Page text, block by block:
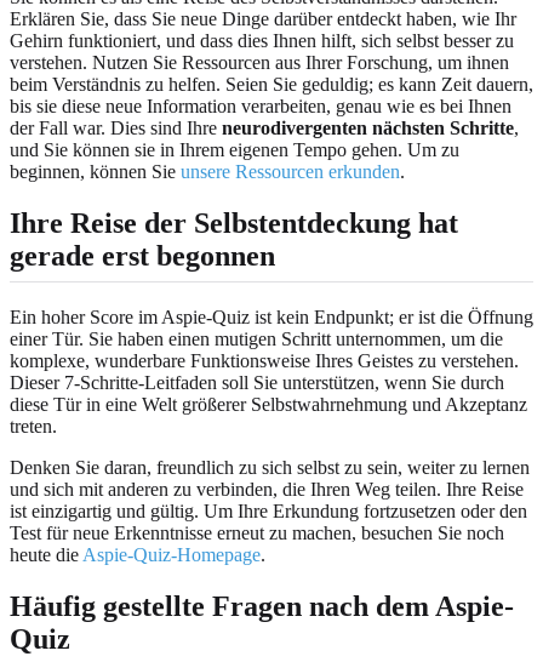
Erklären Sie, dass Sie neue Dinge darüber entdeckt haben, wie Ihr
Gehirn funktioniert, und dass dies Ihnen hilft, sich selbst besser zu
verstehen. Nutzen Sie Ressourcen aus Ihrer Forschung, um ihnen
beim Verständnis zu helfen. Seien Sie geduldig; es kann Zeit dauern,
bis sie diese neue Information verarbeiten, genau wie es bei Ihnen
der Fall war. Dies sind Ihre neurodivergenten nächsten Schritte,
und Sie können sie in Ihrem eigenen Tempo gehen. Um zu
beginnen, können Sie unsere Ressourcen erkunden.
Ihre Reise der Selbstentdeckung hat
gerade erst begonnen
Ein hoher Score im Aspie-Quiz ist kein Endpunkt; er ist die Öffnung
einer Tür. Sie haben einen mutigen Schritt unternommen, um die
komplexe, wunderbare Funktionsweise Ihres Geistes zu verstehen.
Dieser 7-Schritte-Leitfaden soll Sie unterstützen, wenn Sie durch
diese Tür in eine Welt größerer Selbstwahrnehmung und Akzeptanz
treten.
Denken Sie daran, freundlich zu sich selbst zu sein, weiter zu lernen
und sich mit anderen zu verbinden, die Ihren Weg teilen. Ihre Reise
ist einzigartig und gültig. Um Ihre Erkundung fortzusetzen oder den
Test für neue Erkenntnisse erneut zu machen, besuchen Sie noch
heute die Aspie-Quiz-Homepage.
Häufig gestellte Fragen nach dem Aspie-
Quiz